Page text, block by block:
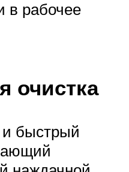
в рабочее
очистка
быстрый